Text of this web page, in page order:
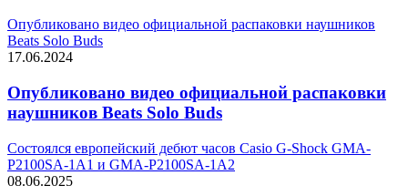
Опубликовано видео официальной распаковки наушников
Beats Solo Buds
17.06.2024
Опубликовано видео официальной распаковки
наушников Beats Solo Buds
Состоялся европейский дебют часов Casio G-Shock GMA-
P2100SA-1A1 и GMA-P2100SA-1A2
08.06.2025